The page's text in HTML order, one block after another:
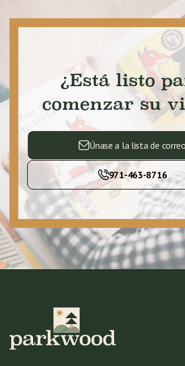
¿Está listo
comenzar su
Únase a la lista de correo
971-463-8716